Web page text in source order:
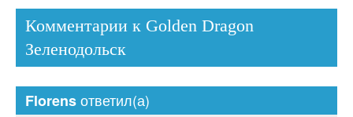
Комментарии к Golden Dragon
Зеленодольск
Florensответил(а)